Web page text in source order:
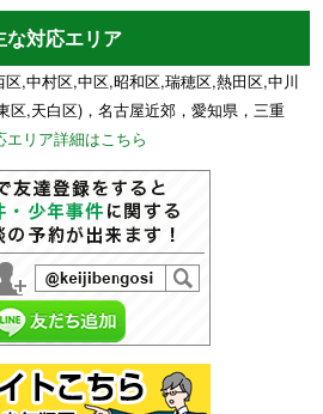
な対応エリア
,中村区,中区,昭和区,瑞穂区,熱田区,中川
区,天白区)，名古屋近郊，愛知県，三重
エリア詳細はこちら